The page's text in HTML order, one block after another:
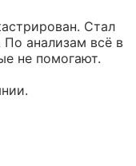
Стал
анализам всё в
не помогают.